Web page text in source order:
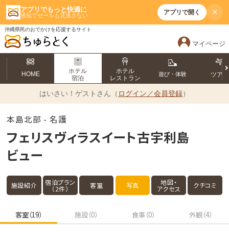
アプリでもっと快適に
通知でセールも見逃さない アプリで開く ×
沖縄県民のおでかけを応援するサイト
マイページ
HOME
ホテル
宿泊
ホテル
レストラン
遊び・体験 ツアー
はいさい！ ゲストさん（ ログイン／会員登録）
本島北部 - 名護
フェリスヴィラスイート古宇利島
ビュー
施設紹介 宿泊プラン
（2件） 客室 写真 地図・
アクセス クチコミ
客室（19） 施設（0） 食事（0） 外観（4）